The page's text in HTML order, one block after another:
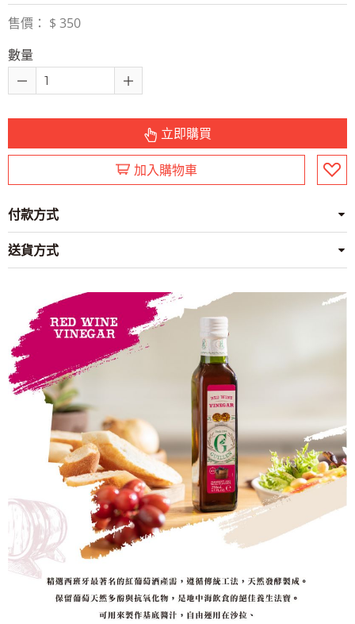
售價： $ 350
數量
立即購買
加入購物車
付款方式
送貨方式